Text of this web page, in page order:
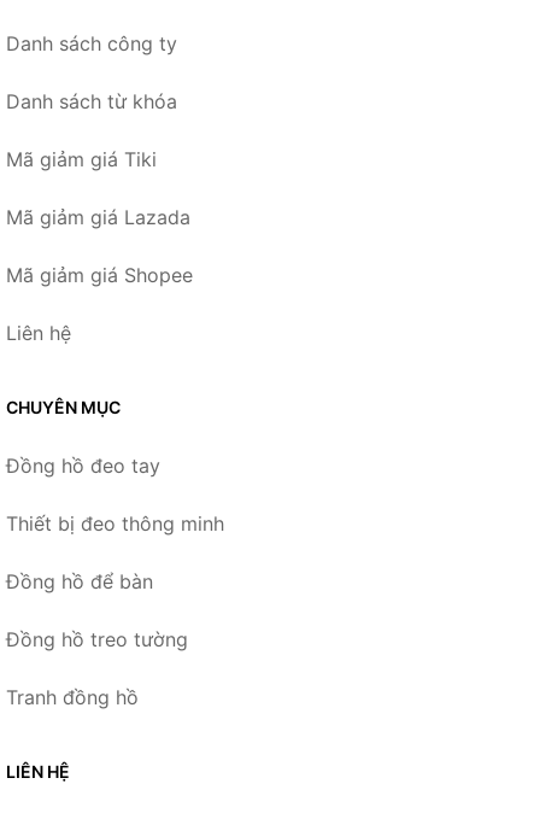
Danh sách công ty
Danh sách từ khóa
Mã giảm giá Tiki
Mã giảm giá Lazada
Mã giảm giá Shopee
Liên hệ
CHUYÊN MỤC
Đồng hồ đeo tay
Thiết bị đeo thông minh
Đồng hồ để bàn
Đồng hồ treo tường
Tranh đồng hồ
LIÊN HỆ